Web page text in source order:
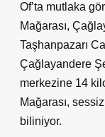
Of’ta mutlaka
Mağarası,
Taşhanpazarı
Çağlayandere
merkezine 14
Mağarası,
biliniyor.